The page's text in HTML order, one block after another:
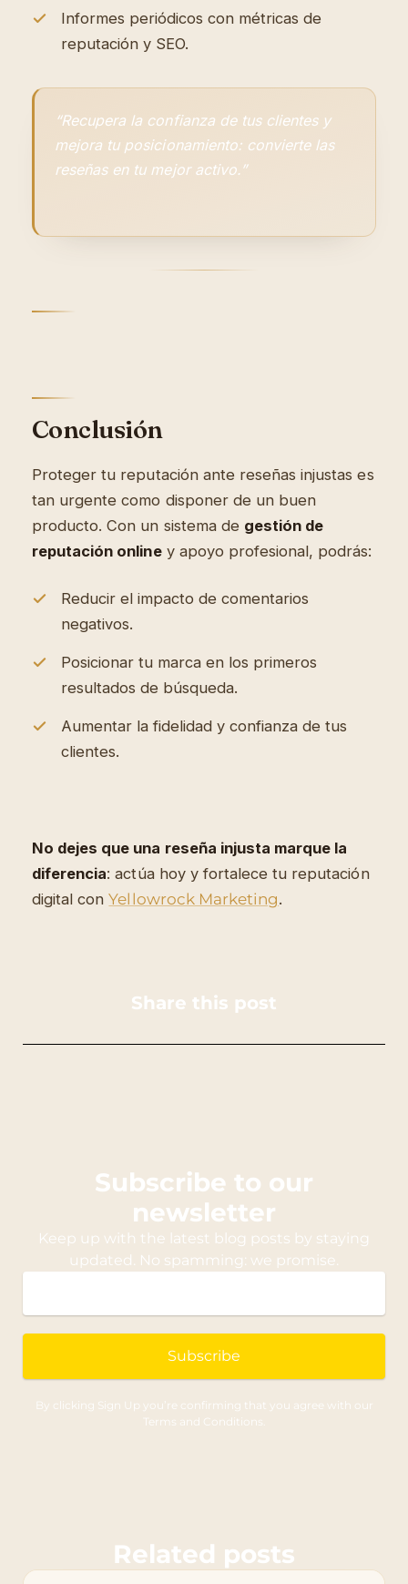
Informes periódicos con métricas de
reputación y SEO.
“Recupera la confianza de tus clientes y
mejora tu posicionamiento: convierte las
reseñas en tu mejor activo.”
Conclusión
Proteger tu reputación ante reseñas injustas es
tan urgente como disponer de un buen
producto. Con un sistema de gestión de
reputación onliney apoyo profesional, podrás:
Reducir el impacto de comentarios
negativos.
Posicionar tu marca en los primeros
resultados de búsqueda.
Aumentar la fidelidad y confianza de tus
clientes.
No dejes que una reseña injusta marque la
diferencia: actúa hoy y fortalece tu reputación
digital conYellowrock Marketing.
Share this post
Subscribe to our
newsletter
Keep up with the latest blog posts by staying
updated. No spamming: we promise.
Subscribe
By clicking Sign Up you’re confirming that you agree with our
Terms and Conditions.
Related posts